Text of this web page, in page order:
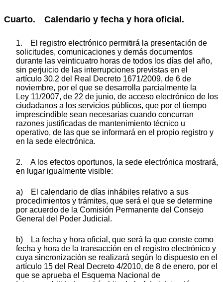
Cuarto. Calendario y fecha y hora oficial.
1. El registro electrónico permitirá la presentación de
solicitudes, comunicaciones y demás documentos
durante las veinticuatro horas de todos los días del año,
sin perjuicio de las interrupciones previstas en el
artículo 30.2 del Real Decreto 1671/2009, de 6 de
noviembre, por el que se desarrolla parcialmente la
Ley 11/2007, de 22 de junio, de acceso electrónico de los
ciudadanos a los servicios públicos, que por el tiempo
imprescindible sean necesarias cuando concurran
razones justificadas de mantenimiento técnico u
operativo, de las que se informará en el propio registro y
en la sede electrónica.
2. A los efectos oportunos, la sede electrónica mostrará,
en lugar igualmente visible:
a) El calendario de días inhábiles relativo a sus
procedimientos y trámites, que será el que se determine
por acuerdo de la Comisión Permanente del Consejo
General del Poder Judicial.
b) La fecha y hora oficial, que será la que conste como
fecha y hora de la transacción en el registro electrónico y
cuya sincronización se realizará según lo dispuesto en el
artículo 15 del Real Decreto 4/2010, de 8 de enero, por el
que se aprueba el Esquema Nacional de